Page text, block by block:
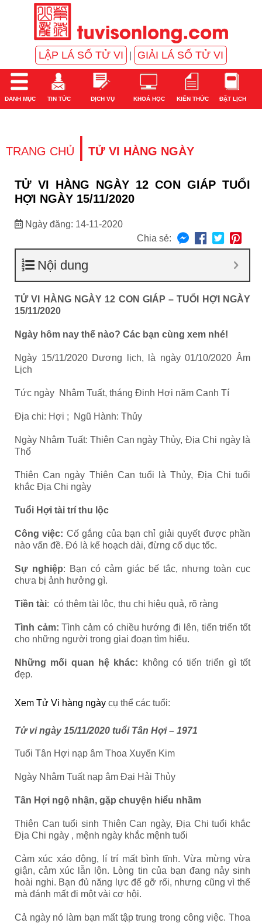
LẬP LÁ SỐ TỬ VI GIẢI LÁ SỐ TỬ VI
DANH MỤC TIN TỨC DỊCH VỤ KHOÁ HỌC KIẾN THỨC ĐẶT LỊCH
TRANG CHỦ | TỬ VI HÀNG NGÀY
TỬ VI HÀNG NGÀY 12 CON GIÁP TUỔI
HỢI NGÀY 15/11/2020
Ngày đăng: 14-11-2020
Chia sẻ:
Nội dung
TỬ VI HÀNG NGÀY 12 CON GIÁP – TUỔI HỢI NGÀY
15/11/2020
Ngày hôm nay thế nào? Các bạn cùng xem nhé!
Ngày 15/11/2020 Dương lịch, là ngày 01/10/2020 Âm
Lịch
Tức ngày Nhâm Tuất, tháng Đinh Hợi năm Canh Tí
Địa chi: Hợi ; Ngũ Hành: Thủy
Ngày Nhâm Tuất: Thiên Can ngày Thủy, Địa Chi ngày là
Thổ
Thiên Can ngày Thiên Can tuổi là Thủy, Địa Chi tuổi
khắc Địa Chi ngày
Tuổi Hợi tài trí thu lộc
Công việc: Cố gắng của bạn chỉ giải quyết được phần
nào vấn đề. Đó là kế hoạch dài, đừng cố dục tốc.
Sự nghiệp: Bạn có cảm giác bế tắc, nhưng toàn cục
chưa bị ảnh hưởng gì.
Tiền tài: có thêm tài lộc, thu chi hiệu quả, rõ ràng
Tình cảm: Tình cảm có chiều hướng đi lên, tiến triển tốt
cho những người trong giai đoạn tìm hiểu.
Những mối quan hệ khác: không có tiến triển gì tốt
đẹp.
Xem Tử Vi hàng ngày cụ thể các tuổi:
Tử vi ngày 15/11/2020 tuổi Tân Hợi – 1971
Tuổi Tân Hợi nạp âm Thoa Xuyến Kim
Ngày Nhâm Tuất nạp âm Đại Hải Thủy
Tân Hợi ngộ nhận, gặp chuyện hiểu nhầm
Thiên Can tuổi sinh Thiên Can ngày, Địa Chi tuổi khắc
Địa Chi ngày , mệnh ngày khắc mệnh tuổi
Cảm xúc xáo động, lí trí mất bình tĩnh. Vừa mừng vừa
giận, cảm xúc lẫn lộn. Lòng tin của bạn đang nảy sinh
hoài nghi. Bạn đủ năng lực để gỡ rối, nhưng cũng vì thế
mà đánh mất đi một vài cơ hội.
Cả ngày nó làm bạn mất tập trung trong công việc. Thoa